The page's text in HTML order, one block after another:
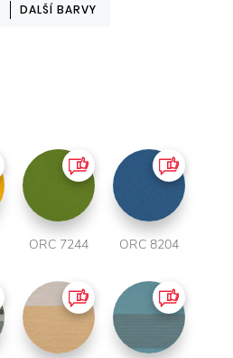
DALŠÍ BARVY
ORC 7244 ORC 8204